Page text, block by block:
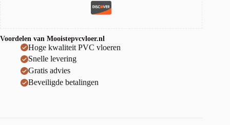
Voordelen van Mooistepvcvloer.nl
Hoge kwaliteit PVC vloeren
Snelle levering
Gratis advies
Beveiligde betalingen